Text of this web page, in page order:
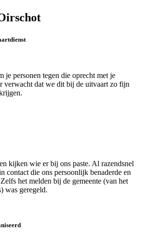
je personen tegen die oprecht met je
verwacht dat we dit bij de uitvaart zo fijn
kijken wie er bij ons paste. Al razendsnel
contact die ons persoonlijk benaderde en
het melden bij de gemeente (van het
was geregeld.